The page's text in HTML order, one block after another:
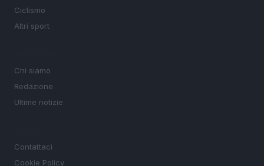
Ciclismo
Altri sport
Chi siamo
Redazione
Ultime notizie
Contattaci
Cookie Policy